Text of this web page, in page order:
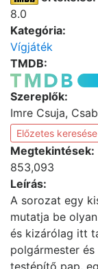
8.0
Kategória:
Vígjáték
TMDB:
Szereplők:
Imre Csuja,
Előzetes
Megtekintések:
853,093
Leírás:
A sorozat egy
mutatja be
és kizárólag itt
polgármester
testépítő pap,